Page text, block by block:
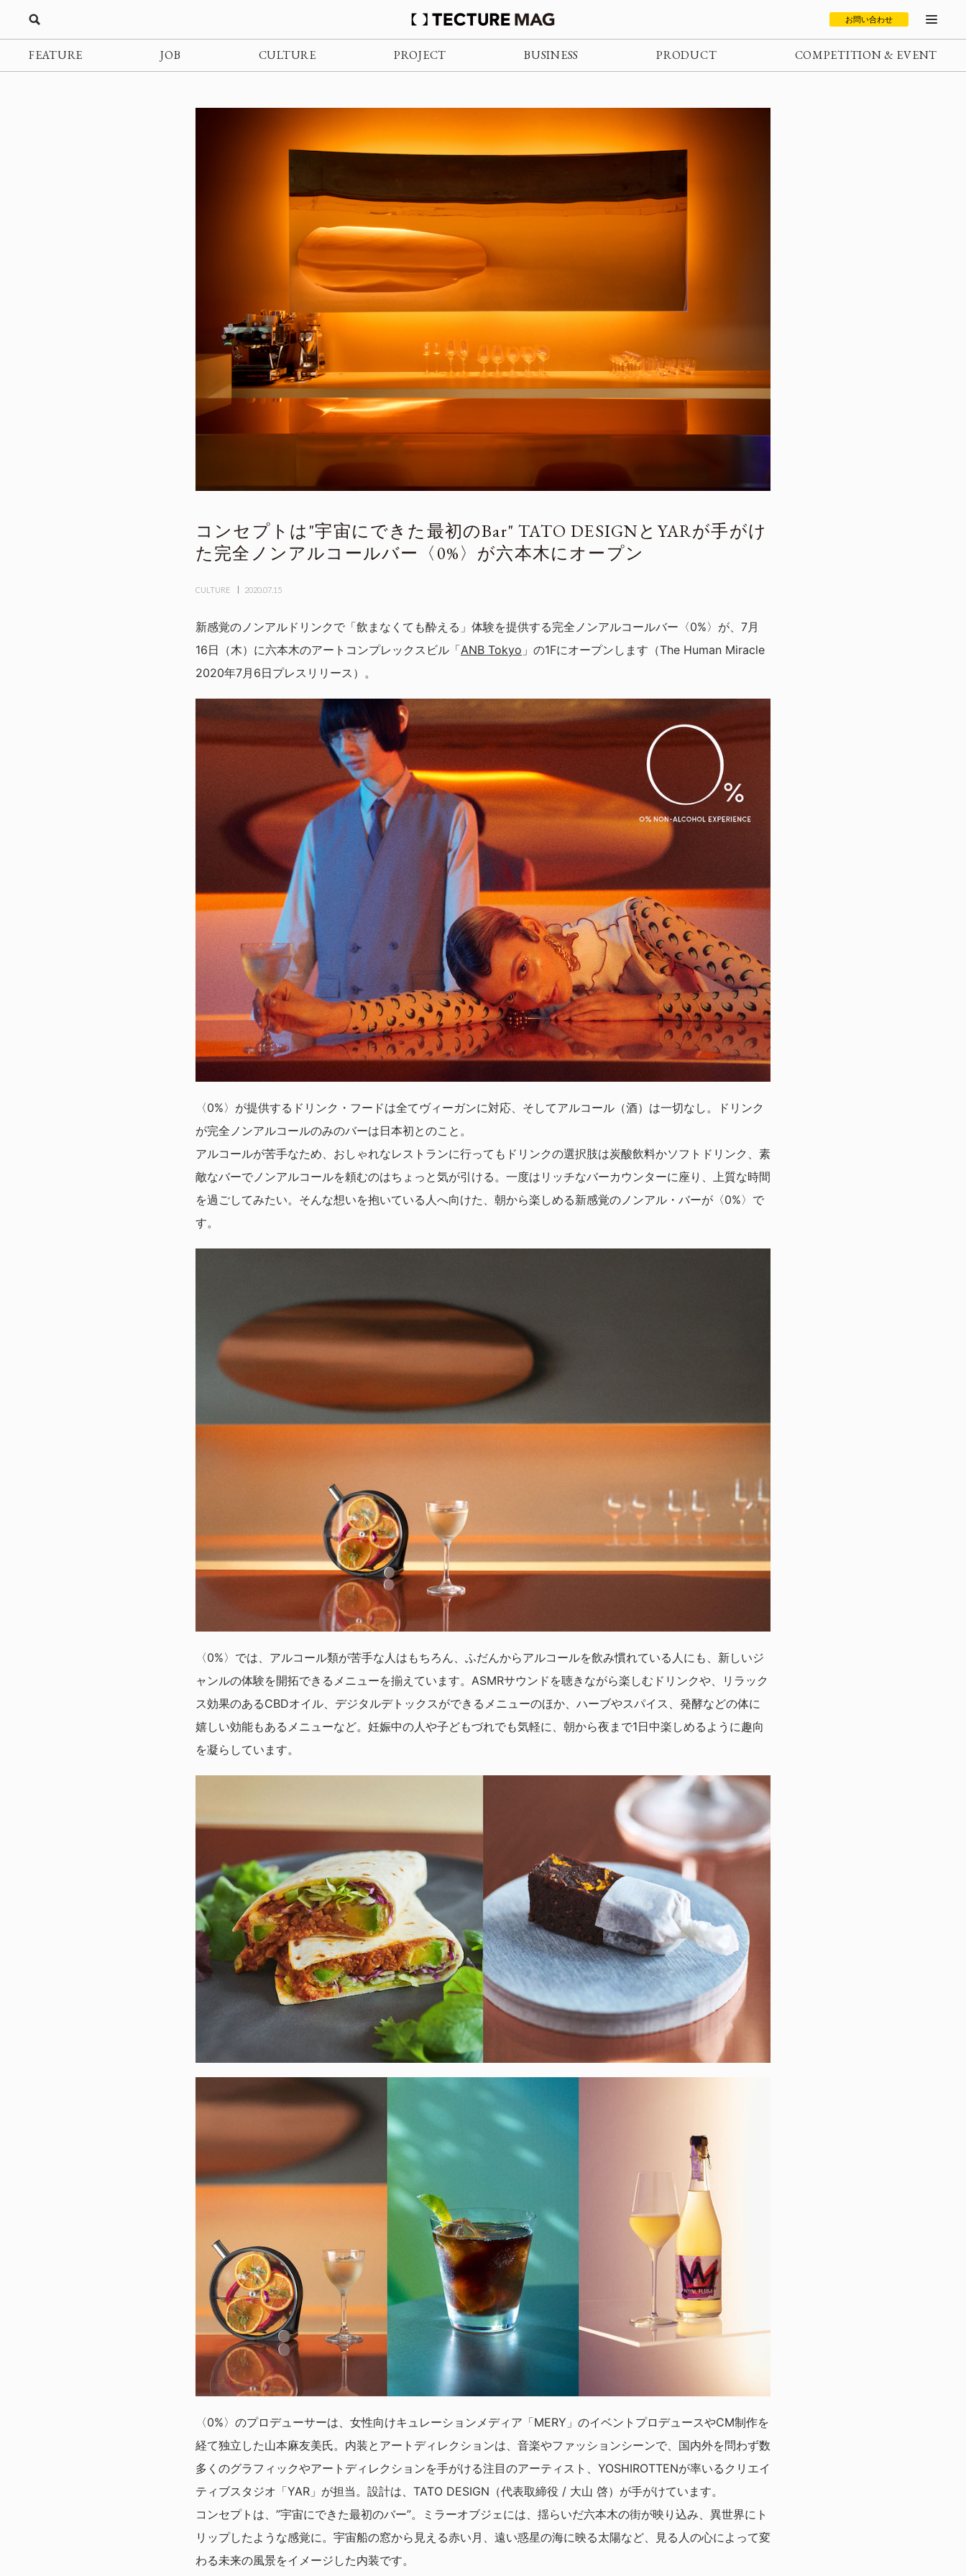
お問い合わせ
FEATURE JOB CULTURE PROJECT BUSINESS PRODUCT COMPETITION & EVENT
コンセプトは"宇宙にできた最初のBar" TATO DESIGNとYARが手がけ
た完全ノンアルコールバー〈0%〉が六本木にオープン
CULTURE 2020.07.15
新感覚のノンアルドリンクで「飲まなくても酔える」体験を提供する完全ノンアルコールバー〈0%〉が、7月
16日（木）に六本木のアートコンプレックスビル「ANB Tokyo 」の1Fにオープンします（The Human Miracle
2020年7月6日プレスリリース）。
〈0%〉が提供するドリンク・フードは全てヴィーガンに対応、そしてアルコール（酒）は一切なし。ドリンク
が完全ノンアルコールのみのバーは日本初とのこと。
アルコールが苦手なため、おしゃれなレストランに行ってもドリンクの選択肢は炭酸飲料かソフトドリンク、素
敵なバーでノンアルコールを頼むのはちょっと気が引ける。一度はリッチなバーカウンターに座り、上質な時間
を過ごしてみたい。そんな想いを抱いている人へ向けた、朝から楽しめる新感覚のノンアル・バーが〈0%〉で
す。
〈0%〉では、アルコール類が苦手な人はもちろん、ふだんからアルコールを飲み慣れている人にも、新しいジ
ャンルの体験を開拓できるメニューを揃えています。ASMRサウンドを聴きながら楽しむドリンクや、リラック
ス効果のあるCBDオイル、デジタルデトックスができるメニューのほか、ハーブやスパイス、発酵などの体に
嬉しい効能もあるメニューなど。妊娠中の人や子どもづれでも気軽に、朝から夜まで1日中楽しめるように趣向
を凝らしています。
〈0%〉のプロデューサーは、女性向けキュレーションメディア「MERY」のイベントプロデュースやCM制作を
経て独立した山本麻友美氏。内装とアートディレクションは、音楽やファッションシーンで、国内外を問わず数
多くのグラフィックやアートディレクションを手がける注目のアーティスト、YOSHIROTTENが率いるクリエイ
ティブスタジオ「YAR」が担当。設計は、TATO DESIGN（代表取締役 / 大山 啓）が手がけています。
コンセプトは、”宇宙にできた最初のバー”。ミラーオブジェには、揺らいだ六本木の街が映り込み、異世界にト
リップしたような感覚に。宇宙船の窓から見える赤い月、遠い惑星の海に映る太陽など、見る人の心によって変
わる未来の風景をイメージした内装です。